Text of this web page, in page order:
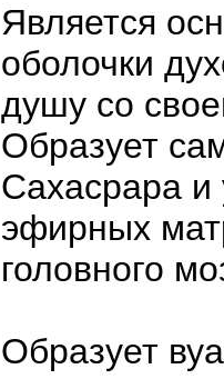
Является
оболочки
душу со
Образует
Сахасрара и
эфирных
головного
Образует